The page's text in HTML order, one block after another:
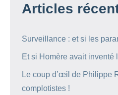
Articles
Surveillance : et si les
Et si Homère avait inventé
Le coup d’œil de Philippe
complotistes !